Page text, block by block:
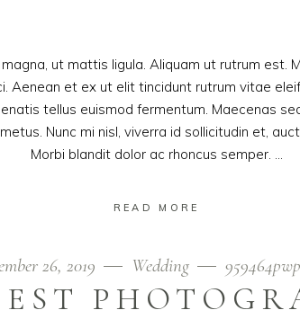
ut mattis ligula. Aliquam ut rutrum est.
Aenean et ex ut elit tincidunt rutrum vitae
tellus euismod fermentum. Maecenas
Nunc mi nisl, viverra id sollicitudin et,
Morbi blandit dolor ac rhoncus semper.
READ MORE
26, 2019 Wedding